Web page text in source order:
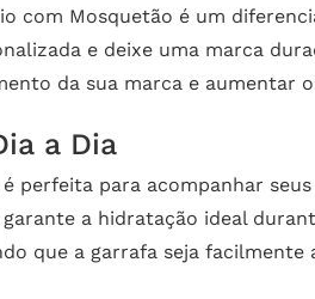
com Mosquetão é um
e deixe uma marca
da sua marca e aumentar
a Dia
perfeita para acompanhar
a hidratação ideal
que a garrafa seja